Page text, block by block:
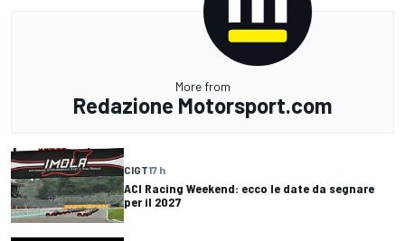
More from
Redazione Motorsport.com
CIGT17 h
ACI Racing Weekend: ecco le date da segnare
per il 2027